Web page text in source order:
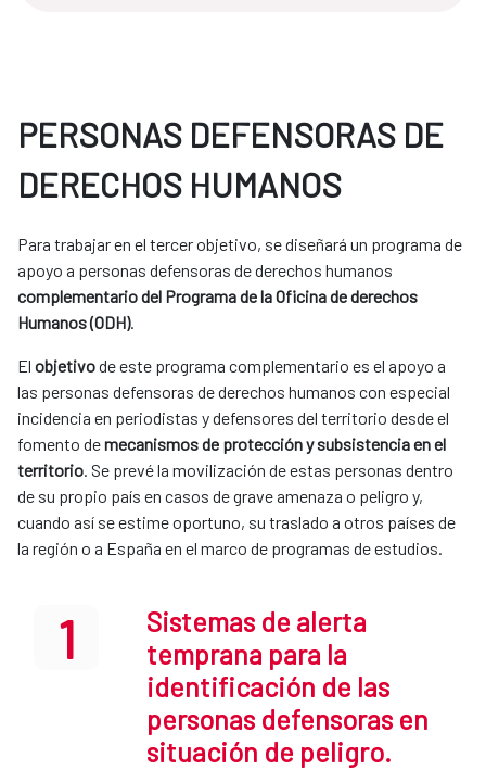
PERSONAS DEFENSORAS DE
DERECHOS HUMANOS
Para trabajar en el tercer objetivo, se diseñará un programa de
apoyo a personas defensoras de derechos humanos
complementario del Programa de la Oficina de derechos
Humanos (ODH).
El objetivode este programa complementario es el apoyo a
las personas defensoras de derechos humanos con especial
incidencia en periodistas y defensores del territorio desde el
fomento demecanismos de protección y subsistencia en el
territorio. Se prevé la movilización de estas personas dentro
de su propio país en casos de grave amenaza o peligro y,
cuando así se estime oportuno, su traslado a otros países de
la región o a España en el marco de programas de estudios.
1
Sistemas de alerta
temprana para la
identificación de las
personas defensoras en
situación de peligro.